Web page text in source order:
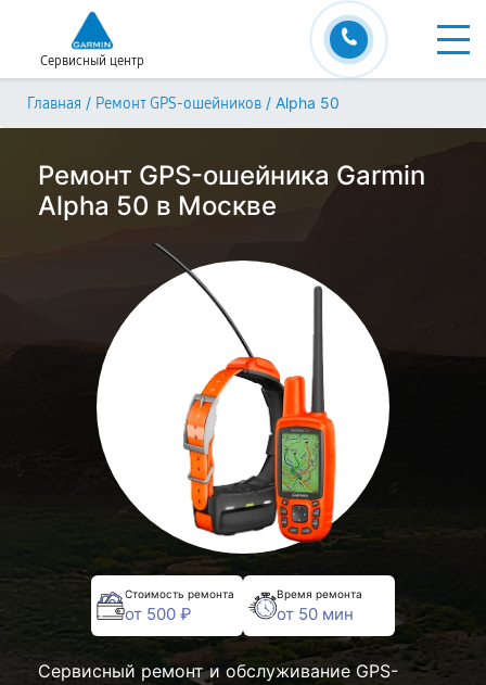
Сервисный центр
Главная / Ремонт GPS-ошейников / Alpha 50
Ремонт GPS-ошейника Garmin
Alpha 50 в Москве
Стоимость ремонта
от 500 ₽
Время ремонта
от 50 мин
Сервисный ремонт и обслуживание GPS-